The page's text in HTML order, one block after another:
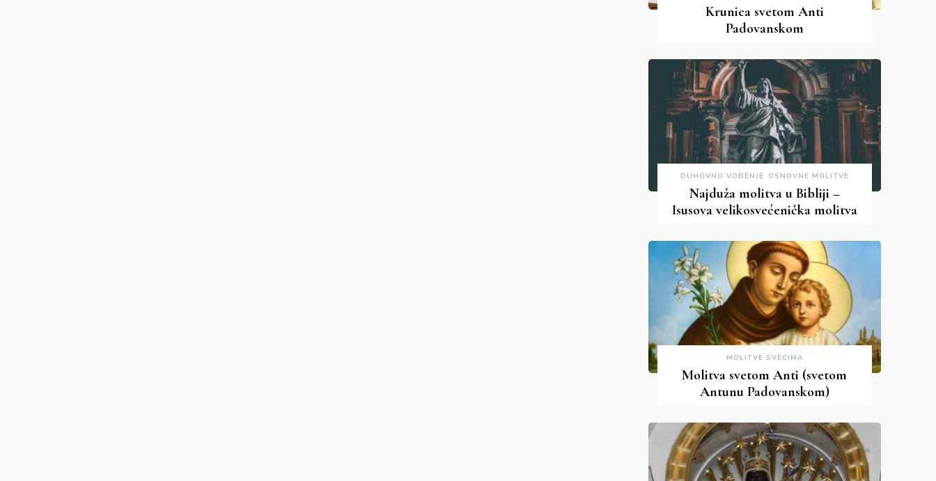
Krunica svetom Anti
Padovanskom
DUHOVNO VOĐENJE OSNOVNE MOLITVE
Najduža molitva u Bibliji –
Isusova velikosvećenička molitva
MOLITVE SVECIMA
Molitva svetom Anti (svetom
Antunu Padovanskom)